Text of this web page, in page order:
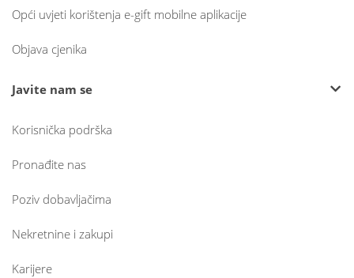
Opći uvjeti korištenja e-gift mobilne aplikacije
Objava cjenika
Javite nam se
Korisnička podrška
Pronađite nas
Poziv dobavljačima
Nekretnine i zakupi
Karijere